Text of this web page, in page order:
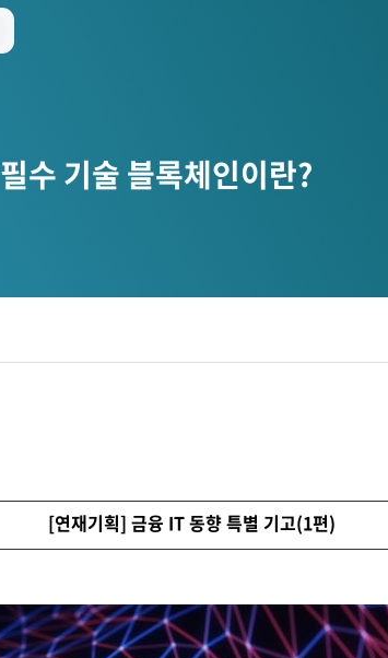
Platform
리케이션
디지털 금융
디지털 헬스
CogniX
AI Agent 기반 SW 개
토리 동반성장
윤리 & 준법경영
디지털 책임
수 기술 블록체인이란?
[연재기획] 금융 IT 동향 특별 기고(1편)